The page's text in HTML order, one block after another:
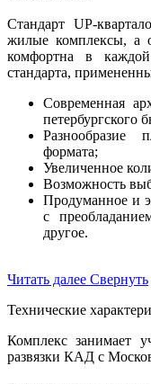
Стандарт UP-
жилые комплексы, а
комфортна в
стандарта,
Современная
петербургского
Разнообразие
формата;
Увеличенное
Возможность
Продуманное и
с
другое.
Читать далее Свернуть
Технические
Комплекс занимает
развязки КАД с